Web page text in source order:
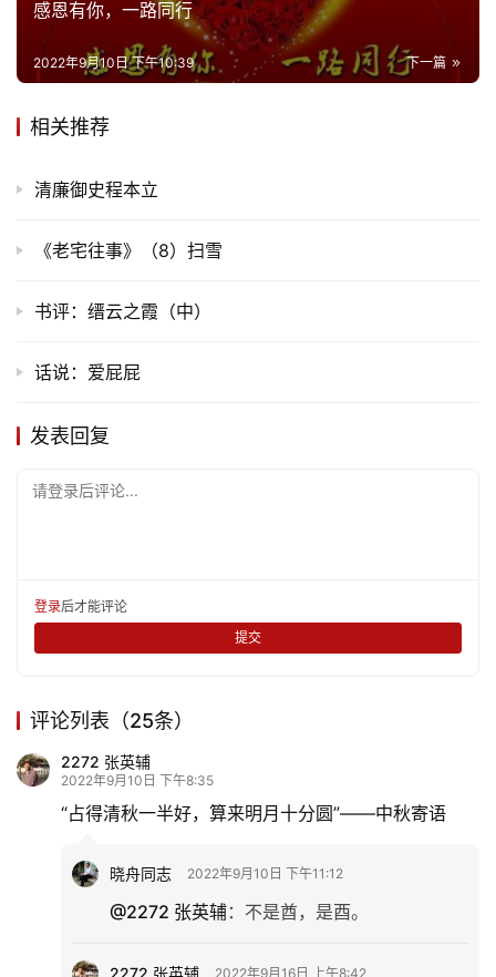
感恩有你，一路同行
下一篇
2022年9月10日 下午10:39
相关推荐
清廉御史程本立
《老宅往事》（8）扫雪
书评：缙云之霞（中）
话说：爱屁屁
发表回复
请登录后评论...
登录后才能评论
提交
评论列表（25条）
2272 张英辅
2022年9月10日 下午8:35
“占得清秋一半好，算来明月十分圆”——中秋寄语
晓舟同志 2022年9月10日 下午11:12
@2272 张英辅： 不是酋，是酉。
2022年9月16日 上午8:42